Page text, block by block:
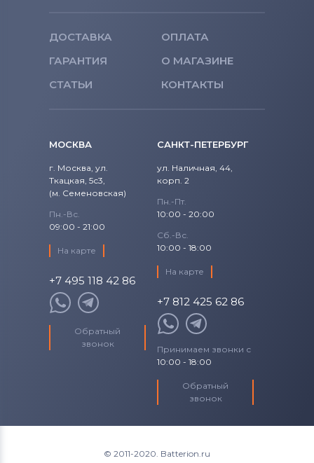
ДОСТАВКА
ОПЛАТА
ГАРАНТИЯ
О МАГАЗИНЕ
СТАТЬИ
КОНТАКТЫ
МОСКВА
г. Москва, ул.
Ткацкая, 5с3,
(м. Семеновская)
Пн.-Вс.
09:00 - 21:00
На карте
+7 495 118 42 86
Обратный
звонок
САНКТ-ПЕТЕРБУРГ
ул. Наличная, 44,
корп. 2
Пн.-Пт.
10:00 - 20:00
Сб.-Вс.
10:00 - 18:00
На карте
+7 812 425 62 86
Принимаем звонки с
10:00 - 18:00
Обратный
звонок
© 2011-2020. Batterion.ru